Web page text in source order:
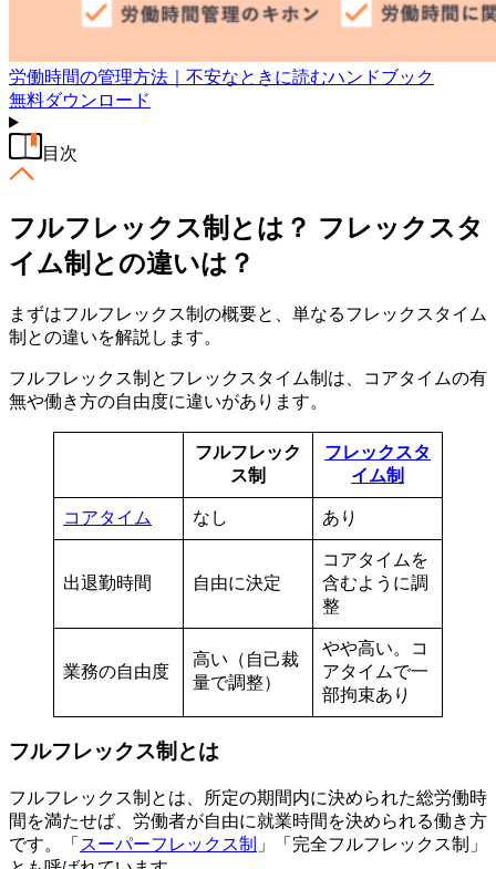
労働時間の管理方法｜不安なときに読むハンドブック
無料ダウンロード
目次
フルフレックス制とは？ フレックスタ
イム制との違いは？
まずはフルフレックス制の概要と、単なるフレックスタイム
制との違いを解説します。
フルフレックス制とフレックスタイム制は、コアタイムの有
無や働き方の自由度に違いがあります。
フルフレック
ス制
フレックスタ
イム制
コアタイム なし あり
出退勤時間 自由に決定
コアタイムを
含むように調
整
業務の自由度
高い（自己裁
量で調整）
やや高い。コ
アタイムで一
部拘束あり
フルフレックス制とは
フルフレックス制とは、所定の期間内に決められた総労働時
間を満たせば、労働者が自由に就業時間を決められる働き方
です。「 スーパーフレックス制 」「完全フルフレックス制」